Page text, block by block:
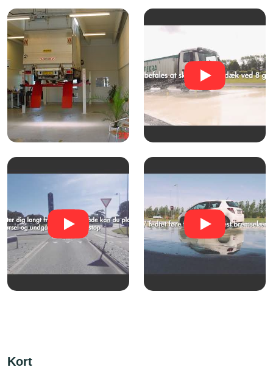
Kort